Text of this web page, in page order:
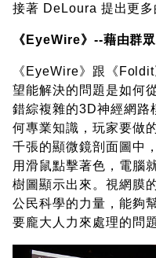
接著 DeLoura 提出更多
《EyeWire》--藉由群
《EyeWire》跟《
望能解決的問題是如何
錯綜複雜的3D神經網路
何專業知識，玩家要做
千張的顯微鏡剖面圖中
用滑鼠點擊著色，電腦
樹圖顯示出來。視網膜
公民科學的力量，能夠
要龐大人力來處理的問題